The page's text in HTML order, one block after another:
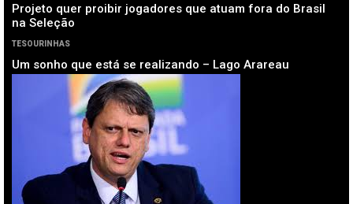
Projeto quer proibir jogadores que atuam fora do Brasil
na Seleção
TESOURINHAS
Um sonho que está se realizando – Lago Arareau